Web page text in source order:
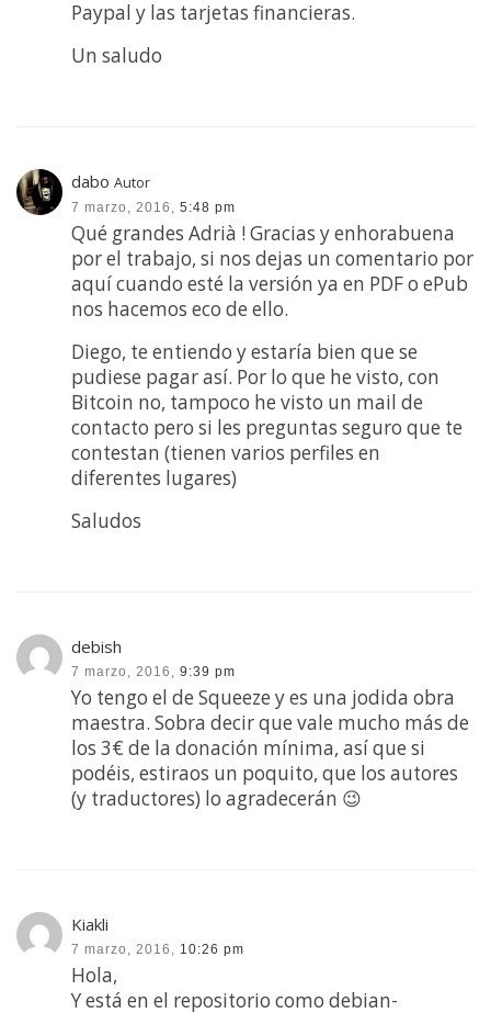
Paypal y las tarjetas financieras.
Un saludo
dabo Autor
7 marzo, 2016, 5:48 pm
Qué grandes Adrià ! Gracias y enhorabuena
por el trabajo, si nos dejas un comentario por
aquí cuando esté la versión ya en PDF o ePub
nos hacemos eco de ello.
Diego, te entiendo y estaría bien que se
pudiese pagar así. Por lo que he visto, con
Bitcoin no, tampoco he visto un mail de
contacto pero si les preguntas seguro que te
contestan (tienen varios perfiles en
diferentes lugares)
Saludos
debish
7 marzo, 2016, 9:39 pm
Yo tengo el de Squeeze y es una jodida obra
maestra. Sobra decir que vale mucho más de
los 3€ de la donación mínima, así que si
podéis, estiraos un poquito, que los autores
(y traductores) lo agradecerán 😉
Kiakli
7 marzo, 2016, 10:26 pm
Hola,
Y está en el repositorio como debian-